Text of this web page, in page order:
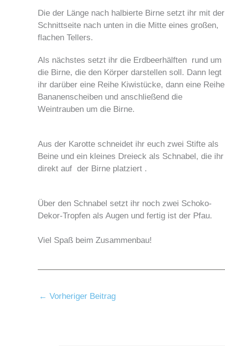
Die der Länge nach halbierte Birne setzt ihr mit der
Schnittseite nach unten in die Mitte eines großen,
flachen Tellers.
Als nächstes setzt ihr die Erdbeerhälften rund um
die Birne, die den Körper darstellen soll. Dann legt
ihr darüber eine Reihe Kiwistücke, dann eine Reihe
Bananenscheiben und anschließend die
Weintrauben um die Birne.
Aus der Karotte schneidet ihr euch zwei Stifte als
Beine und ein kleines Dreieck als Schnabel, die ihr
direkt auf der Birne platziert .
Über den Schnabel setzt ihr noch zwei Schoko-
Dekor-Tropfen als Augen und fertig ist der Pfau.
Viel Spaß beim Zusammenbau!
← Vorheriger Beitrag